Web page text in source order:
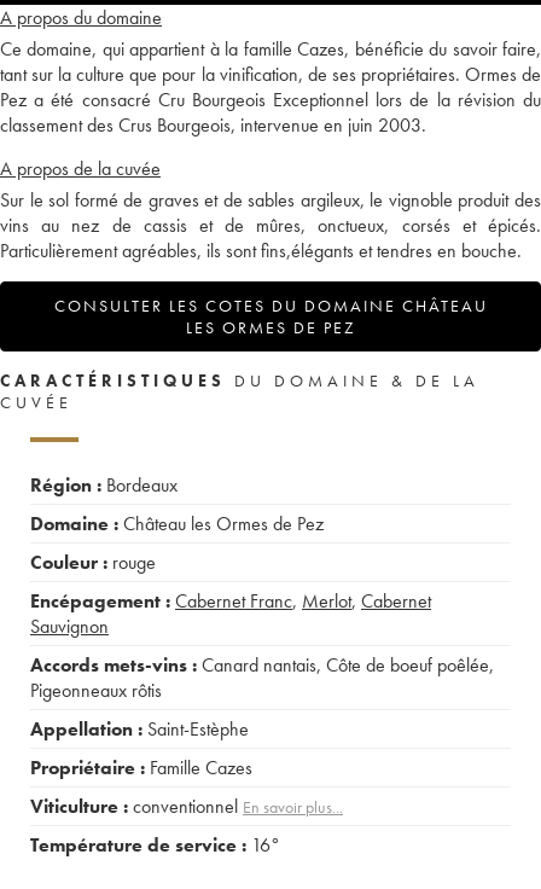
A propos du domaine
Ce domaine, qui appartient à la famille Cazes, bénéficie du savoir faire,
tant sur la culture que pour la vinification, de ses propriétaires. Ormes de
Pez a été consacré Cru Bourgeois Exceptionnel lors de la révision du
classement des Crus Bourgeois, intervenue en juin 2003.
A propos de la cuvée
Sur le sol formé de graves et de sables argileux, le vignoble produit des
vins au nez de cassis et de mûres, onctueux, corsés et épicés.
Particulièrement agréables, ils sont fins,élégants et tendres en bouche.
CONSULTER LES COTES DU DOMAINE CHÂTEAU
LES ORMES DE PEZ
CARACTÉRISTIQUES
DU DOMAINE & DE LA
CUVÉE
Région : Bordeaux
Domaine :Château les Ormes de Pez
Couleur : rouge
Encépagement :Cabernet Franc, Merlot, Cabernet
Sauvignon
Accords mets-vins :Canard nantais, Côte de boeuf poêlée,
Pigeonneaux rôtis
Appellation : Saint-Estèphe
Propriétaire : Famille Cazes
Viticulture :conventionnel En savoir plus...
Température de service : 16°